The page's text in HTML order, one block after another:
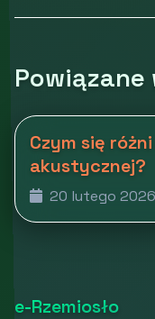
Czym się
akustycznej?
20 lutego 2026
e-Rzemiosło